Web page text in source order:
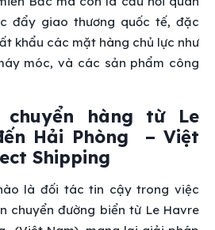
đẩy giao thương quốc tế, đặc
khẩu các mặt hàng chủ lực như
móc, và các sản phẩm công
hàng từ Le
Hải Phòng – Việt
Shipping
là đối tác tin cậy trong việc
chuyển đường biển từ Le Havre